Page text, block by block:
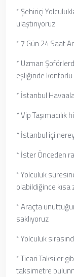
* Şehiriçi
ulaştırıyoruz
* 7 Gün 24 Saat
* Uzman
eşliğinde konforlu
* İstanbul
* Vip
* İstanbul içi
* İster Önceden
* Yolculuk
olabildiğince
* Araçta
saklıyoruz
* Yolculuk
* Ticari Taksiler
taksimetre